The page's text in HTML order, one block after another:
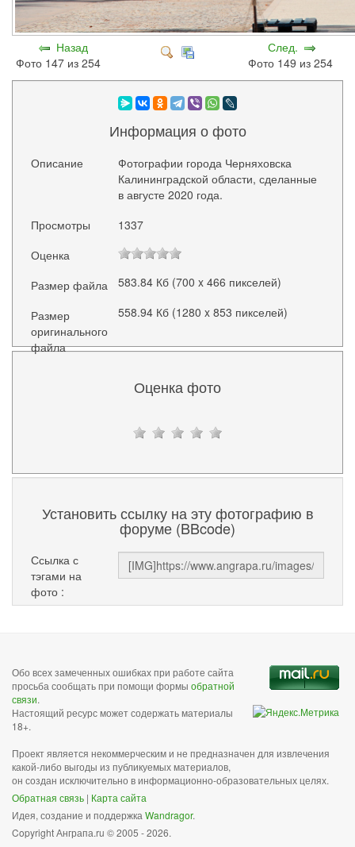
Назад
Фото 147 из 254
След.
Фото 149 из 254
Информация о фото
Описание
Фотографии города Черняховска
Калининградской области, сделанные
в августе 2020 года.
Просмотры
1337
Оценка
Размер файла
583.84 Кб (700 x 466 пикселей)
Размер
оригинального
файла
558.94 Кб (1280 x 853 пикселей)
Оценка фото
Установить ссылку на эту фотографию в
форуме (BBcode)
Ссылка с
тэгами на
фото :
Обо всех замеченных ошибках при работе сайта
просьба сообщать при помощи формы обратной
связи.
Настоящий ресурс может содержать материалы
18+.
Проект является некоммерческим и не предназначен для извлечения
какой-либо выгоды из публикуемых материалов,
он создан исключительно в информационно-образовательных целях.
Обратная связь | Карта сайта
Идея, создание и поддержка Wandragor.
Copyright Анграпа.ru © 2005 - 2026.